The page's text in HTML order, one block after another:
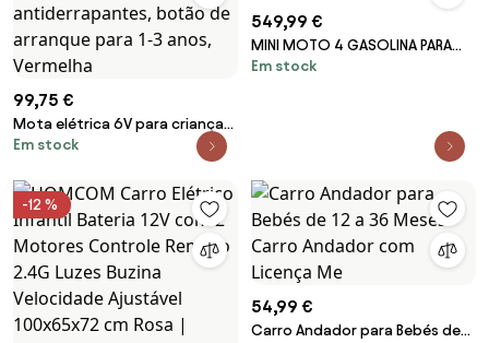
99,75 €
Mota elétrica 6V para crianças
com sons, luzes LED, rodas
arranque para 1-3 anos,
Vermelha
Em stock
549,99 €
MINI MOTO 4 GASOLINA PARA
CRIANÇAS 49cc Roan Ratte R6
Em stock
-12 %
54,99 €
Carro Andador para Bebés de